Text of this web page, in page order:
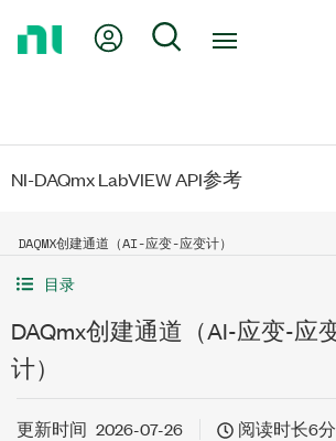
My Account
Search
NI-DAQmx LabVIEW API参考
DAQMX创建通道（AI-应变-应变计）
目录
DAQmx创建通道（AI-应变-应
计）
更新时间 2026-07-26
阅读时长6